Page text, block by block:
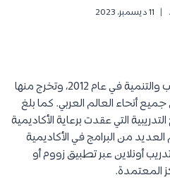
11 ديسمبر، 2023
تأسست الأكاديمية الدولية للتدريب والتنمية في عام 2012، وتخرج منها
متدرب من جميع أنحاء العالم العربي. كما بلغ
التي عقدت برعاية الأكاديمية
تقديم العديد من البرامج في الأكاديمية
أونلاين عبر تطبيق زووم أو
المعتمدة.